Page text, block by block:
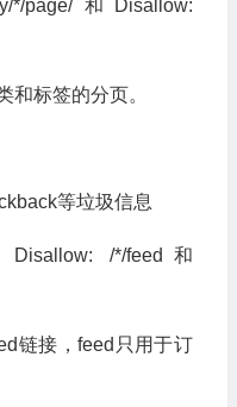
*/page/和Disallow:
和标签的分页。
等垃圾信息
/*/feed和
链接，feed只用于订